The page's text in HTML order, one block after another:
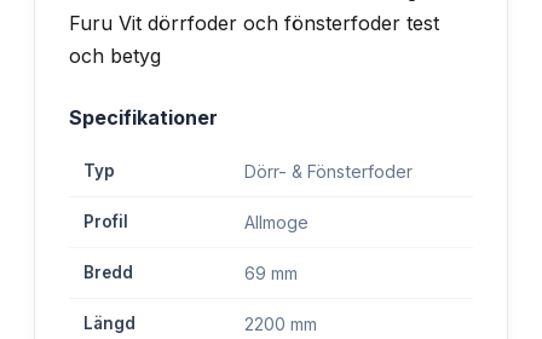
Specifikationer
Typ Dörr- & Fönsterfoder
Profil Allmoge
Bredd 69 mm
Längd 2200 mm